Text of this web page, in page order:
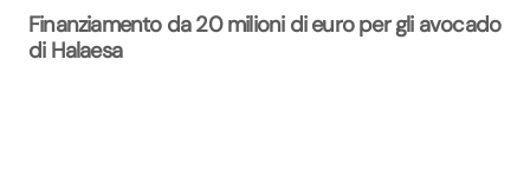
Finanziamento da 20 milioni di euro per gli avocado
di Halaesa